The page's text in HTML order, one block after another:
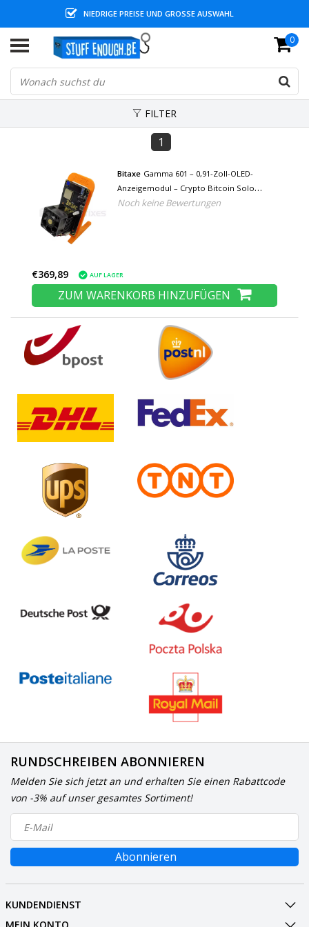
NIEDRIGE PREISE UND GROSSE AUSWAHL
0
FILTER
1
Bitaxe Gamma 601 – 0,91-Zoll-OLED-
Anzeigemodul – Crypto Bitcoin Solo
Miner-Maschine – 1,2 TH/s – Orange
Noch keine Bewertungen
€369,89 AUF LAGER
ZUM WARENKORB HINZUFÜGEN
RUNDSCHREIBEN ABONNIEREN
Melden Sie sich jetzt an und erhalten Sie einen Rabattcode
von -3% auf unser gesamtes Sortiment!
Abonnieren
KUNDENDIENST